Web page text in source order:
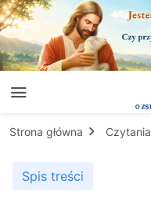
Strona główna Czytania
Spis treści